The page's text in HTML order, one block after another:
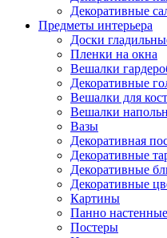
Декоративные
Предметы интерьера
Доски
Пленки на окна
Вешалки
Декоративные
Вешалки для
Вешалки
Вазы
Декоративная
Декоративные
Декоративные
Декоративные
Картины
Панно настенные
Постеры